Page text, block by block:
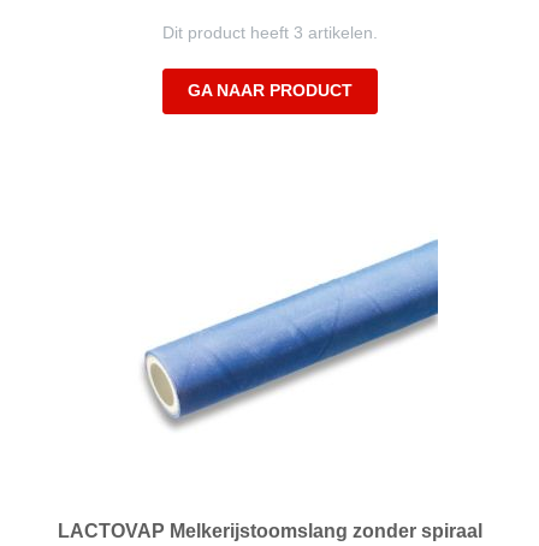
Dit product heeft 3 artikelen.
GA NAAR PRODUCT
LACTOVAP Melkerijstoomslang zonder spiraal